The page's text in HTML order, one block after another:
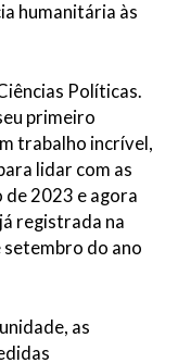
humanitária às
Políticas.
primeiro
trabalho incrível,
lidar com as
de 2023 e agora
registrada na
do ano
as